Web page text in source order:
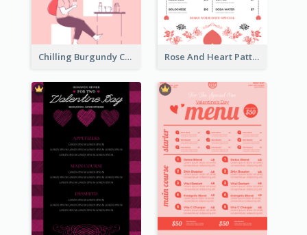
Chilling Burgundy Coffee And Bakery Menu Design Rose And Heart Pattern Menu Design Ideas